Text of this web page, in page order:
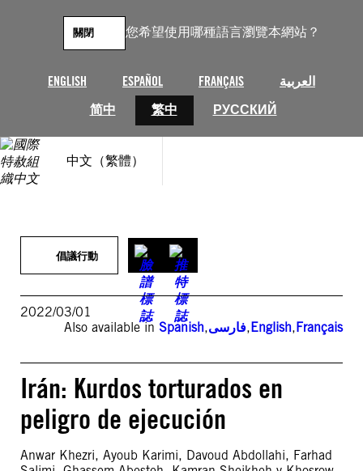
您希望使用哪種語言瀏覽本網站？
ENGLISH ESPAÑOL FRANÇAIS
العربية
简中
繁中 РУССКИЙ
關閉
中文（繁體）
倡議行動
2022/03/01
Also available in Spanish,فارسی,English,Français
Irán: Kurdos torturados en
peligro de ejecución
Anwar Khezri, Ayoub Karimi, Davoud Abdollahi, Farhad